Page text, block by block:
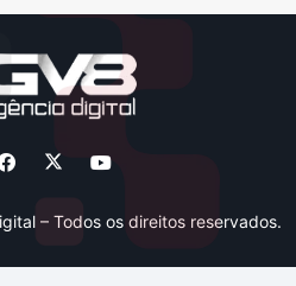
– Todos os direitos reservados.